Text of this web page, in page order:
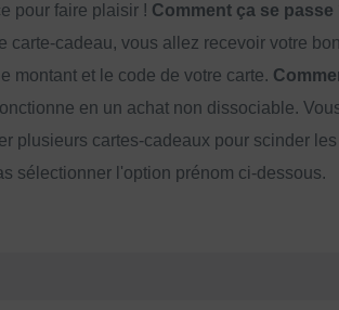
pour faire plaisir ! Comment ça se passe
carte-cadeau, vous allez recevoir votre
montant et le code de votre carte.
en un achat non dissociable.
plusieurs cartes-cadeaux pour scinder
sélectionner l'option prénom ci-dessous.